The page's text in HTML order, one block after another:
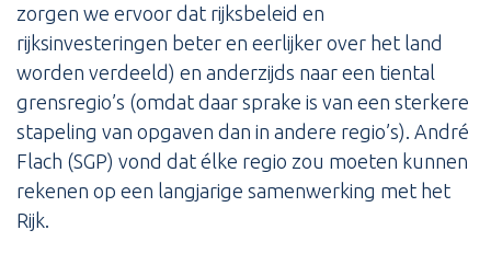
zorgen we ervoor dat rijksbeleid en
rijksinvesteringen beter en eerlijker over het land
worden verdeeld) en anderzijds naar een tiental
grensregio’s (omdat daar sprake is van een sterkere
stapeling van opgaven dan in andere regio’s). André
Flach (SGP) vond dat élke regio zou moeten kunnen
rekenen op een langjarige samenwerking met het
Rijk.